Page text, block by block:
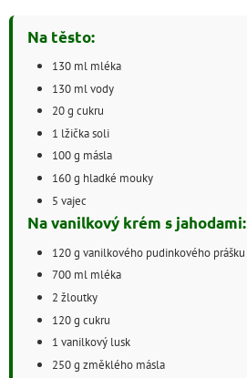
Na těsto:
130 ml mléka
130 ml vody
20 g cukru
1 lžička soli
100 g másla
160 g hladké mouky
5 vajec
Na vanilkový krém s jahodami:
120 g vanilkového pudinkového prášku
700 ml mléka
2 žloutky
120 g cukru
1 vanilkový lusk
250 g změklého másla